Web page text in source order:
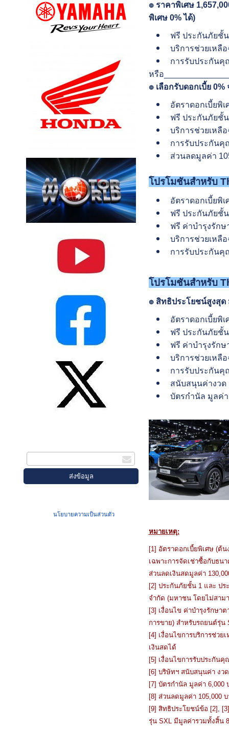
นโยบายความเป็นส่วนตัว
๏ ราคาพิเศษ
พิเศษ 0% ได้)
ฟรี ประกันภัยชั้น
บริการช่วยเหลือ
การรับประกันคุ
หรือ
๏ เลือกรับดอกเบี้ย
อัตราดอกเบี้ยพิ
ฟรี ประกันภัยชั้น
บริการช่วยเหลือ
การรับประกันคุ
ส่วนลดมูลค่า
โปรโมชันสำหรับ
อัตราดอกเบี้ยพิ
ฟรี ประกันภัยชั้น
ฟรี ค่าบำรุงรักษ
บริการช่วยเหลือ
การรับประกันคุ
โปรโมชันสำหรับ
๏ สิทธิประโยชน์สูงสุ
อัตราดอกเบี้ยพิ
ฟรี ประกันภัยชั้น
ฟรี ค่าบำรุงรักษ
บริการช่วยเหลือ
การรับประกันคุ
สนับสนุนค่างวด
บัตรกำนัล มูลค่า
หมายเหตุ:
[1] อัตราดอกเบี้ยพิเศษ (ต้น
เฉพาะการจัดเช่าซื้อกับธน
ส่วนลดเงินสดมูลค่า
[2] ประกันภัยชั้น 1 และ ปร
จำกัด (มหาชน โดยไม่สาม
[3] เงื่อนไข ค่าบำรุงรักษา
การขาย) สำหรับรถยนต์รุ่น
[4] เงื่อนไขการบริการช่วย
เงินสดได้
[5] เงื่อนไขการรับประกันคุ
[6] บริษัทฯ สนับสนุนค่า งว
[7] บัตรกำนัล มูลค่า 6,000
[8] ส่วนลดมูลค่า 105,000
[9] สิทธิประโยชน์ข้อ [2],
รุ่น SXL มีมูลค่ารวมทั้งสิ้น